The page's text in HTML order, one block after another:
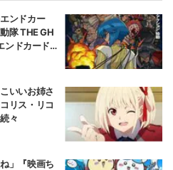
ンドカー
隊 THE GH
ンドカード公
いいお姉さ
リス・リコ
々
」『映画ち